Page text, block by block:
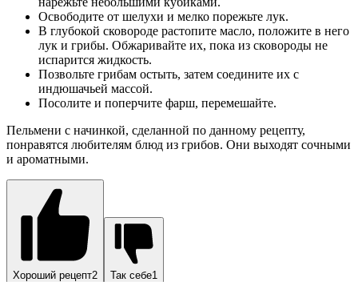
Освободите от шелухи и мелко порежьте лук.
В глубокой сковороде растопите масло, положите в него
лук и грибы. Обжаривайте их, пока из сковороды не
испарится жидкость.
Позвольте грибам остыть, затем соедините их с
индюшачьей массой.
Посолите и поперчите фарш, перемешайте.
Пельмени с начинкой, сделанной по данному рецепту,
понравятся любителям блюд из грибов. Они выходят сочными
и ароматными.
Хороший рецепт2 Так себе1